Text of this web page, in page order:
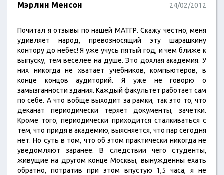
Мэрлин Менсон 24/02/2012
Почитал я отзывы по нашей МАТГР. Скажу честно, меня
удивляет народ, превозносящий эту шарашкину
контору до небес! Я уже учусь пятый год, и чем ближе к
выпуску, тем веселее на душе. Это дохлая академия. У
них никогда не хватает учебников, компьютеров, в
конце концов аудиторий. Я уже не говорю о
замызганности здания. Каждый факультет работает сам
по себе. А что вобще выходит за рамки, так это то, что
деканат периодически теряет документы, зачетки.
Кроме того, периодически приходится сталкиваться с
тем, что придя в академию, выясняется, что пар сегодня
нет. Но суть в том, что об этом практически никогда не
уведомляют заранее. В следствии чего студенты,
живущие на другом конце Москвы, вынужденны ехать
обратно, потратив при этом впустую 1,5 часа, я не